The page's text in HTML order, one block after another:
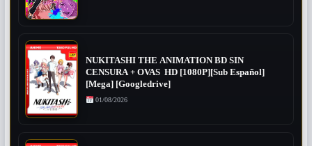
NUKITASHI THE ANIMATION BD SIN
CENSURA + OVAS HD [1080P][Sub Español]
[Mega] [Googledrive]
01/08/2026